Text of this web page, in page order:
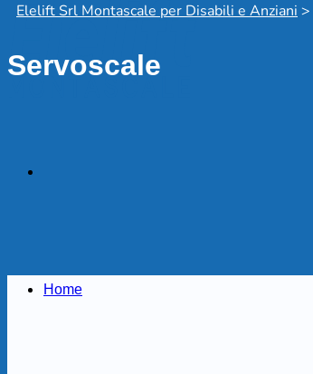
Home
Elelift Srl Montascale per Disabili e Anziani >
Servoscale